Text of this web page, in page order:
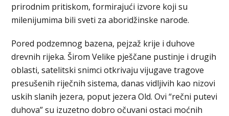
prirodnim pritiskom, formirajući izvore koji su
milenijumima bili sveti za aboridžinske narode.
Pored podzemnog bazena, pejzaž krije i duhove
drevnih rijeka. Širom Velike pješčane pustinje i drugih
oblasti, satelitski snimci otkrivaju vijugave tragove
presušenih riječnih sistema, danas vidljivih kao nizovi
uskih slanih jezera, poput jezera Old. Ovi “rečni putevi
duhova” su izuzetno dobro očuvani ostaci moćnih